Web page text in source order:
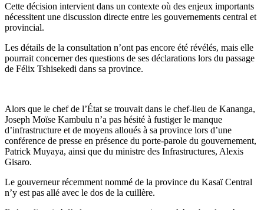
Cette décision intervient dans un contexte où des enjeux importants
nécessitent une discussion directe entre les gouvernements central et
provincial.
Les détails de la consultation n’ont pas encore été révélés, mais elle
pourrait concerner des questions de ses déclarations lors du passage
de Félix Tshisekedi dans sa province.
Alors que le chef de l’État se trouvait dans le chef-lieu de Kananga,
Joseph Moïse Kambulu n’a pas hésité à fustiger le manque
d’infrastructure et de moyens alloués à sa province lors d’une
conférence de presse en présence du porte-parole du gouvernement,
Patrick Muyaya, ainsi que du ministre des Infrastructures, Alexis
Gisaro.
Le gouverneur récemment nommé de la province du Kasaï Central
n’y est pas allé avec le dos de la cuillère.